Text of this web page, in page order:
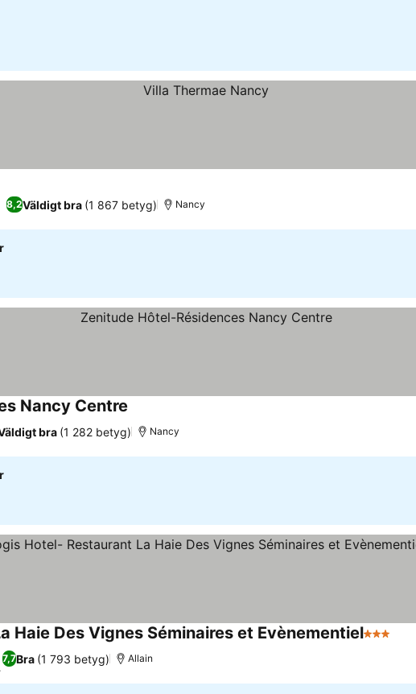
8,2Väldigt bra (1 867 betyg) Nancy
Nancy Centre
bra (1 282 betyg) Nancy
Haie Des Vignes Séminaires et Evènementiel3 Stjärnor
7,7Bra (1 793 betyg) Allain